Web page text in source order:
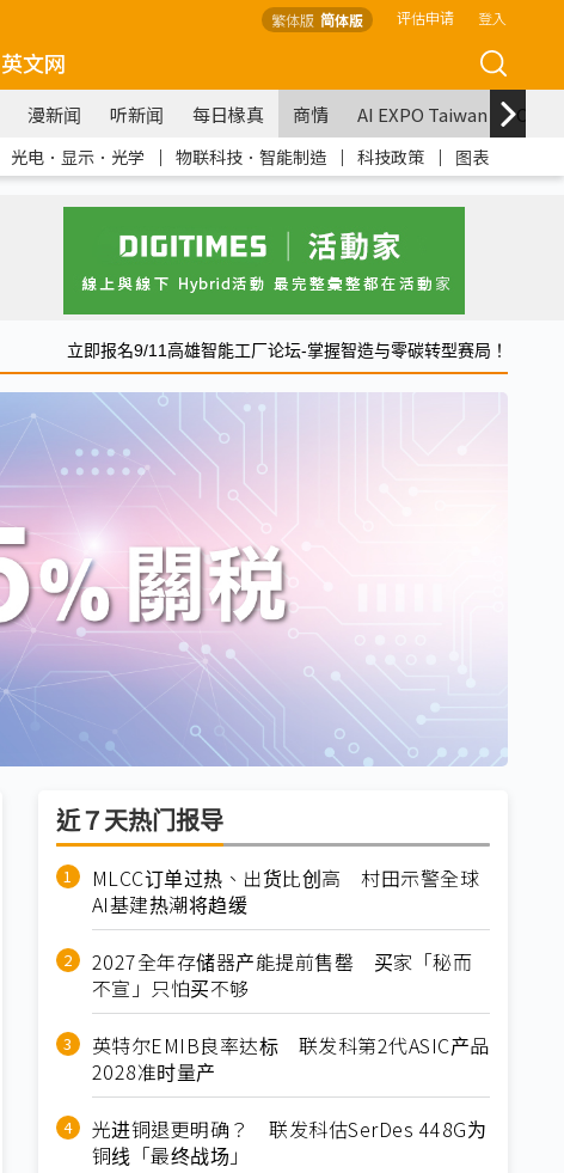
繁体版 简体版 评估申请 登入
英文网
漫新闻 听新闻 每日椽真 商情 AI EXPO Taiwan
光电．显示．光学 ｜ 物联科技．智能制造 ｜ 科技政策 ｜ 图表
立即报名9/11高雄智能工厂论坛-掌握智造与零碳转型赛局！
近７天热门报导
MLCC订单过热、出货比创高 村田示警全球
AI基建热潮将趋缓
2027全年存储器产能提前售罄 买家「秘而
不宣」只怕买不够
英特尔EMIB良率达标 联发科第2代ASIC产品
2028准时量产
光进铜退更明确？ 联发科估SerDes 448G为
铜线「最终战场」